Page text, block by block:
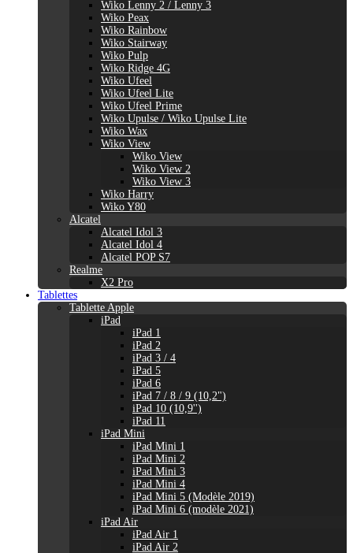
Wiko Lenny 2 / Lenny 3
Wiko Peax
Wiko Rainbow
Wiko Stairway
Wiko Pulp
Wiko Ridge 4G
Wiko Ufeel
Wiko Ufeel Lite
Wiko Ufeel Prime
Wiko Upulse / Wiko Upulse Lite
Wiko Wax
Wiko View
Wiko View
Wiko View 2
Wiko View 3
Wiko Harry
Wiko Y80
Alcatel
Alcatel Idol 3
Alcatel Idol 4
Alcatel POP S7
Realme
X2 Pro
Tablettes
Tablette Apple
iPad
iPad 1
iPad 2
iPad 3 / 4
iPad 5
iPad 6
iPad 7 / 8 / 9 (10,2")
iPad 10 (10,9'')
iPad 11
iPad Mini
iPad Mini 1
iPad Mini 2
iPad Mini 3
iPad Mini 4
iPad Mini 5 (Modèle 2019)
iPad Mini 6 (modèle 2021)
iPad Air
iPad Air 1
iPad Air 2